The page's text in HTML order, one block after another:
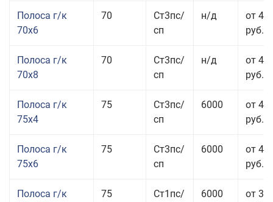
Полоса г/к
70x6
70
Ст3пс/
сп
н/д
от 43
руб.
Полоса г/к
70x8
70
Ст3пс/
сп
н/д
от 43
руб.
Полоса г/к
75x4
75
Ст3пс/
сп
6000
от 42
руб.
Полоса г/к
75x6
75
Ст3пс/
сп
6000
от 42
руб.
Полоса г/к
75
Ст1пс/
6000
от 35